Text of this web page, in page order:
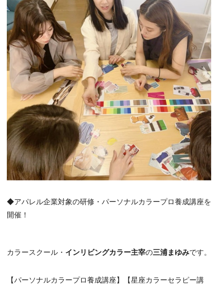
◆アパレル企業対象の研修・パーソナルカラープロ養成講座を
開催！
カラースクール・ インリビングカラー主宰の三浦まゆみです。
【パーソナルカラープロ養成講座】【星座カラーセラピー講